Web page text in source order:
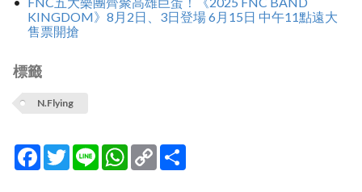
KINGDOM》8月2日、3日登場 6月15日 中午11點遠大
售票開搶
標籤
N.Flying
Facebook
TwitterLine WhatsApp
Copy
Link